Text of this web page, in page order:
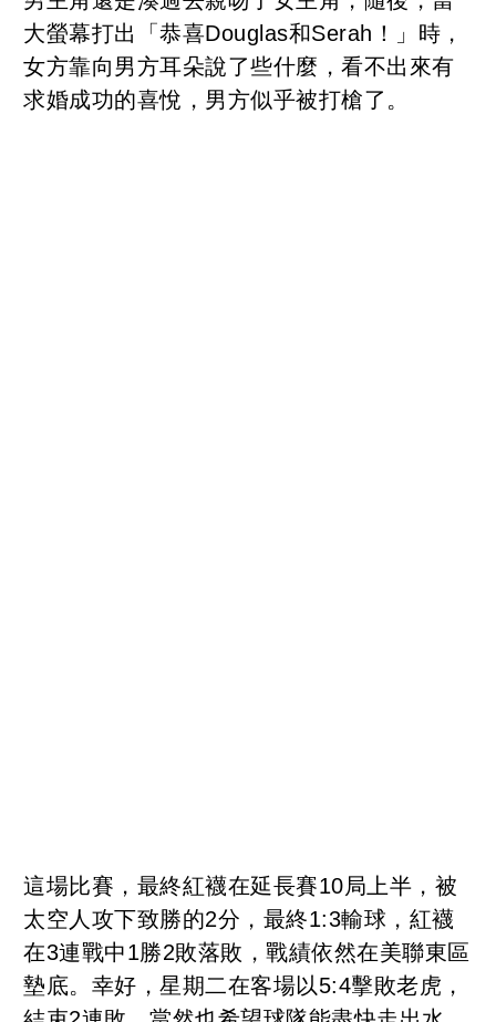
大螢幕打出「恭喜Douglas和Serah！」時，
女方靠向男方耳朵說了些什麼，看不出來有
求婚成功的喜悅，男方似乎被打槍了。
這場比賽，最終紅襪在延長賽10局上半，被
太空人攻下致勝的2分，最終1:3輸球，紅襪
在3連戰中1勝2敗落敗，戰績依然在美聯東區
墊底。幸好，星期二在客場以5:4擊敗老虎，